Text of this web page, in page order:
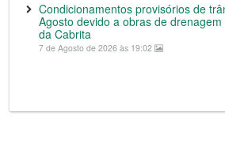
Condicionamentos provisórios de
Agosto devido a obras de
da Cabrita
7 de Agosto de 2026 às 19:02